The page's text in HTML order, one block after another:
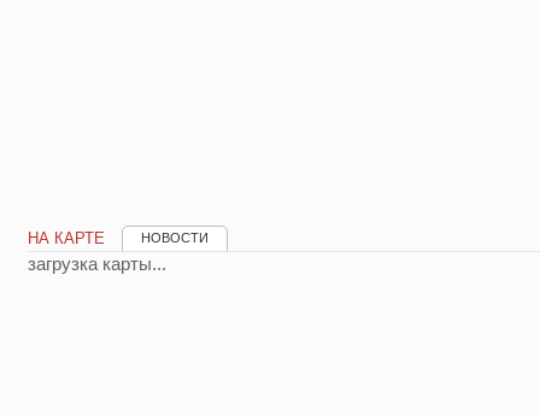
НА КАРТЕ НОВОСТИ
загрузка карты...